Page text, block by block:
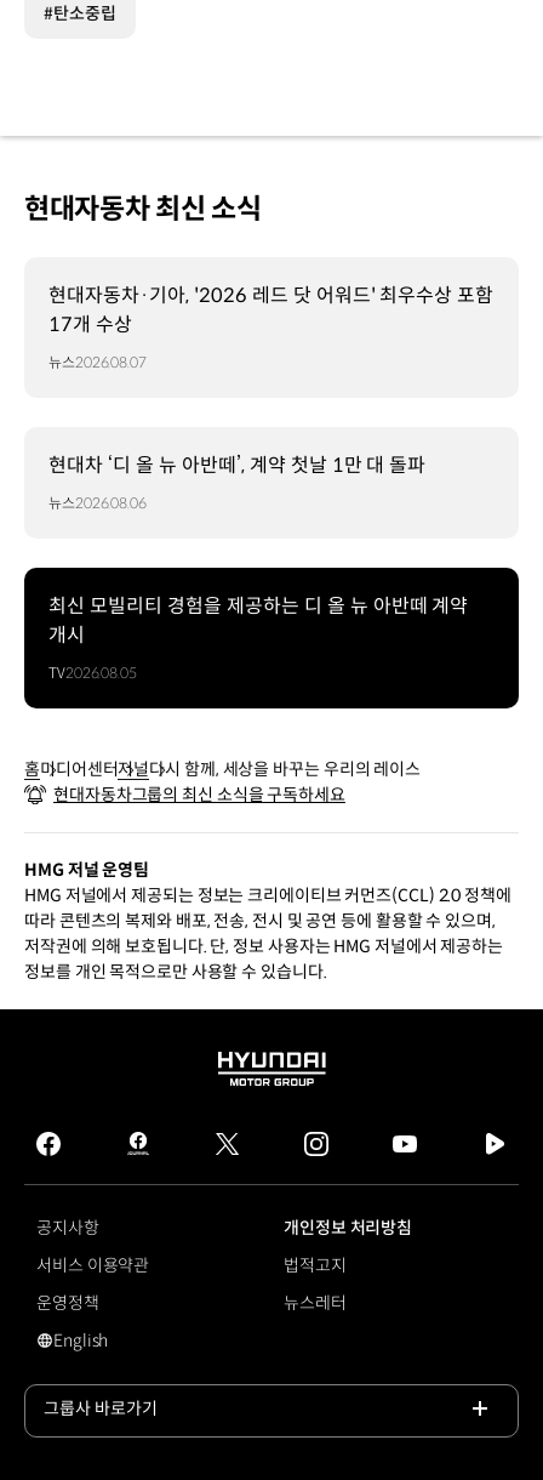
#탄소중립
현대자동차 최신 소식
현대자동차·기아, '2026 레드 닷 어워드' 최우수상 포함
17개 수상
뉴스2026.08.07
현대차 ‘디 올 뉴 아반떼’, 계약 첫날 1만 대 돌파
뉴스2026.08.06
최신 모빌리티 경험을 제공하는 디 올 뉴 아반떼 계약
개시
TV2026.08.05
홈미디어센터저널다시 함께, 세상을 바꾸는 우리의 레이스
현대자동차그룹의 최신 소식을 구독하세요
HMG 저널 운영팀
HMG 저널에서 제공되는 정보는 크리에이티브 커먼즈(CCL) 2.0 정책에
따라 콘텐츠의 복제와 배포, 전송, 전시 및 공연 등에 활용할 수 있으며,
저작권에 의해 보호됩니다. 단, 정보 사용자는 HMG 저널에서 제공하는
정보를 개인 목적으로만 사용할 수 있습니다.
HYUNDAI
GROUP
facebook
hmg
journal
twitter instagram
tv
공지사항
개인정보 처리방침
서비스 이용약관
법적고지
운영정책
뉴스레터
영문 사이트로 이동
English
그룹사 바로가기